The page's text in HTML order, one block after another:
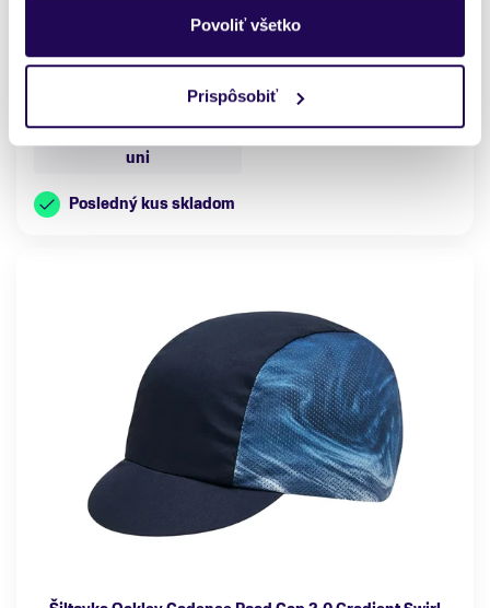
Povoliť všetko
Prispôsobiť
Farba
Značka
Veľkosť
uni
Posledný kus skladom